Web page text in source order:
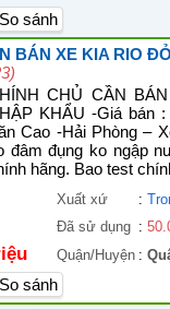
So sánh
BÁN XE KIA RIO
CHỦ CẦN
KHẨU -Giá bán
Cao -Hải Phòng –
đâm đụng ko ngập
hãng. Bao test
Xuất xứ :
Đã sử dụng :
Quận/Huyện :
So sánh